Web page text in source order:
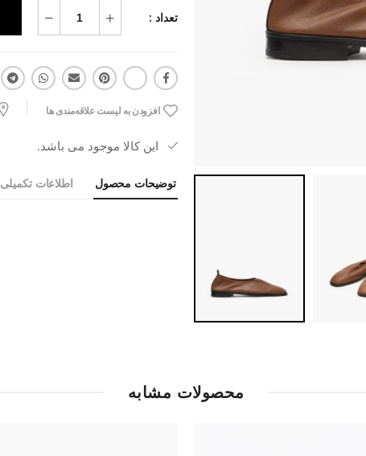
تعداد :
افزودن به لیست علاقه‌مندی ها
این کالا موجود می باشد.
توضیحات محصول اطلاعات تکمیلی
محصولات مشابه